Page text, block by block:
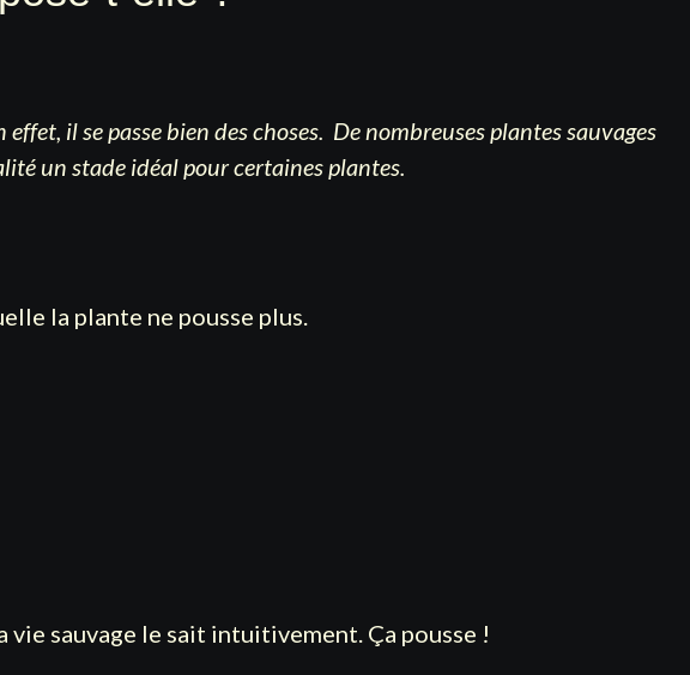
il se passe bien des choses. De nombreuses plantes sauvages
un stade idéal pour certaines plantes.
la plante ne pousse plus.
sauvage le sait intuitivement. Ça pousse !